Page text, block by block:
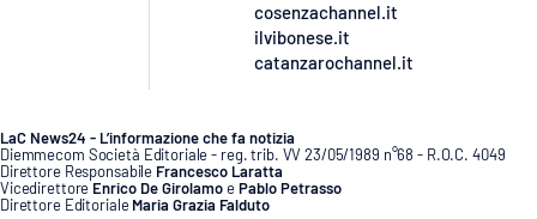
cosenzachannel.it
ilvibonese.it
catanzarochannel.it
LaC News24 - L’informazione che fa notizia
Diemmecom Società Editoriale - reg. trib. VV 23/05/1989 n°68 - R.O.C. 4049
Direttore Responsabile Francesco Laratta
Vicedirettore Enrico De GirolamoePablo Petrasso
Direttore Editoriale Maria Grazia Falduto